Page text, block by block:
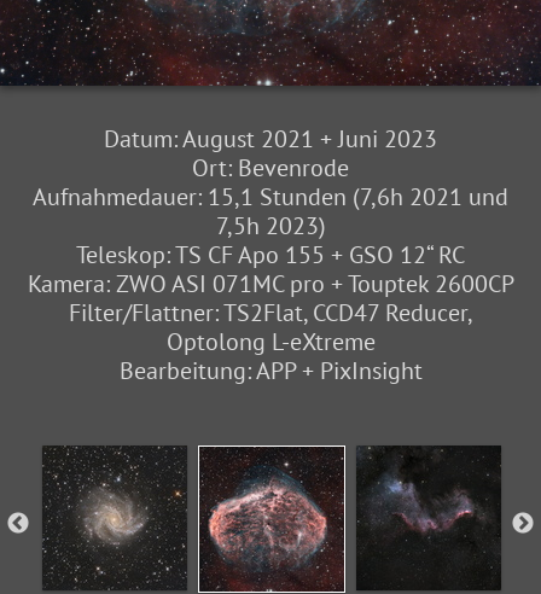
Datum: August 2021 + Juni 2023
Ort: Bevenrode
Aufnahmedauer: 15,1 Stunden (7,6h 2021 und
7,5h 2023)
Teleskop: TS CF Apo 155 + GSO 12“ RC
Kamera: ZWO ASI 071MC pro + Touptek 2600CP
Filter/Flattner: TS2Flat, CCD47 Reducer,
Optolong L-eXtreme
Bearbeitung: APP + PixInsight